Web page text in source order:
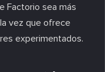
Factorio sea más
vez que ofrece
experimentados.